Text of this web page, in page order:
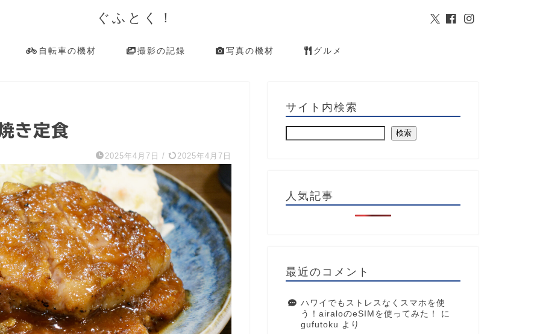
ぐふとく！
自転車の機材 撮影の記録 写真の機材 グルメ
き定食
2025年4月7日 / 2025年4月7日
サイト内検索
検索
人気記事
最近のコメント
ハワイでもストレスなくスマホを使
う！airaloのeSIMを使ってみた！
に
gufutoku より